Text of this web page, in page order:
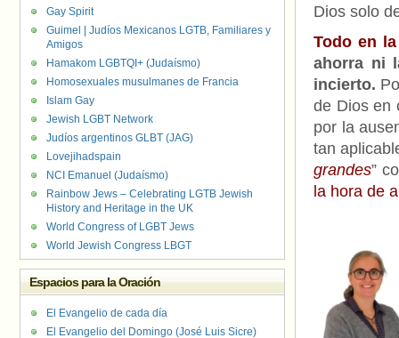
Dios solo
Todo en
ahorra ni
incierto.
de Dios en
por la
tan
grandes”
la hora de
Gay Spirit
Guimel | Judíos Mexicanos LGTB, Familiares y
Amigos
Hamakom LGBTQI+ (Judaísmo)
Homosexuales musulmanes de Francia
Islam Gay
Jewish LGBT Network
Judíos argentinos GLBT (JAG)
Lovejihadspain
NCI Emanuel (Judaísmo)
Rainbow Jews – Celebrating LGTB Jewish
History and Heritage in the UK
World Congress of LGBT Jews
World Jewish Congress LBGT
Espacios para la Oración
El Evangelio de cada día
El Evangelio del Domingo (José Luis Sicre)